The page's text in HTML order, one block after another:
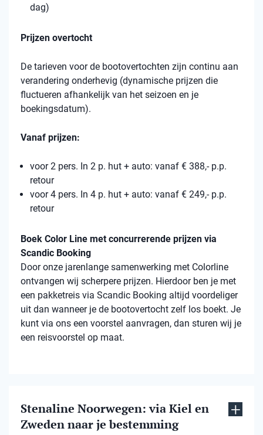
dag)
Prijzen overtocht
De tarieven voor de bootovertochten zijn continu aan
verandering onderhevig (dynamische prijzen die
fluctueren afhankelijk van het seizoen en je
boekingsdatum).
Vanaf prijzen:
voor 2 pers. In 2 p. hut + auto: vanaf € 388,- p.p.
retour
voor 4 pers. In 4 p. hut + auto: vanaf € 249,- p.p.
retour
Boek Color Line met concurrerende prijzen via
Scandic Booking
Door onze jarenlange samenwerking met Colorline
ontvangen wij scherpere prijzen. Hierdoor ben je met
een pakketreis via Scandic Booking altijd voordeliger
uit dan wanneer je de bootovertocht zelf los boekt. Je
kunt via ons een voorstel aanvragen, dan sturen wij je
een reisvoorstel op maat.
Stenaline Noorwegen: via Kiel en
Zweden naar je bestemming